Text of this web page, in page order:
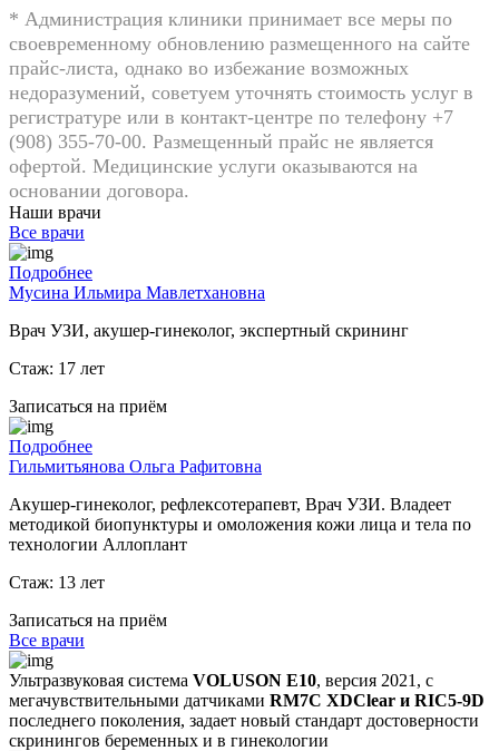
* Администрация клиники принимает все меры по
своевременному обновлению размещенного на сайте
прайс-листа, однако во избежание возможных
недоразумений, советуем уточнять стоимость услуг в
регистратуре или в контакт-центре по телефону +7
(908) 355-70-00. Размещенный прайс не является
офертой. Медицинские услуги оказываются на
основании договора.
Наши врачи
Все врачи
Подробнее
Мусина Ильмира Мавлетхановна
Врач УЗИ, акушер-гинеколог, экспертный скрининг
Стаж: 17 лет
Записаться на приём
Подробнее
Гильмитьянова Ольга Рафитовна
Акушер-гинеколог, рефлексотерапевт, Врач УЗИ. Владеет
методикой биопунктуры и омоложения кожи лица и тела по
технологии Аллоплант
Стаж: 13 лет
Записаться на приём
Все врачи
Ультразвуковая система VOLUSON E10, версия 2021, с
мегачувствительными датчиками RM7C XDClear и RIC5-9D
последнего поколения, задает новый стандарт достоверности
скринингов беременных и в гинекологии